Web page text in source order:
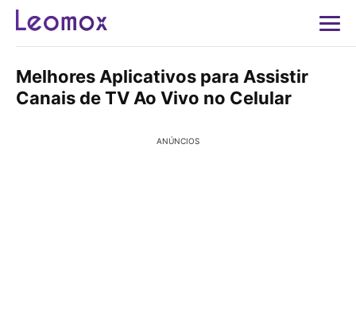
Melhores Aplicativos para Assistir
Canais de TV Ao Vivo no Celular
ANÚNCIOS